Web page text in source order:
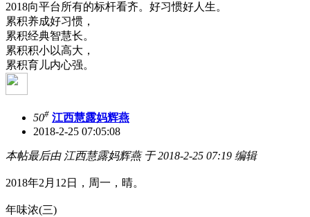
2018向平台所有的标杆看齐。好习惯好人生。
累积养成好习惯，
累积经典智慧长。
累积积小以高大，
累积育儿内心强。
50# 江西慧露妈辉燕
2018-2-25 07:05:08
本帖最后由 江西慧露妈辉燕 于 2018-2-25 07:19 编辑
2018年2月12日，周一，晴。
年味浓(三)